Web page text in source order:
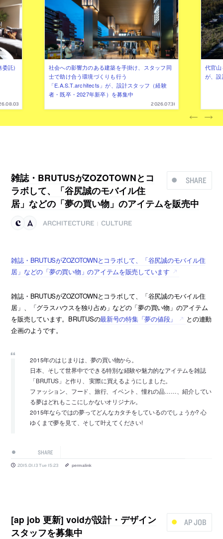
委託)
社会への影響力のある建築を手掛け、スタッフ同
士で助け合う環境づくりも行う
「E.A.S.T.architects」が、設計スタッフ（経験
者・既卒・2027年新卒）を募集中
2026.07.31
代官
が、
SHARE
雑誌・BRUTUSがZOZOTOWNとコ
ラボして、「谷尻誠のモバイル住
居」などの「夢の買い物」のアイテムを販売中
ARCHITECTURE CULTURE
雑誌・BRUTUSがZOZOTOWNとコラボして、「谷尻誠のモバイル住
居」などの「夢の買い物」のアイテムを販売しています
雑誌・BRUTUSがZOZOTOWNとコラボして、「谷尻誠のモバイル住
居」、「グラスハウスを独り占め」などの「夢の買い物」のアイテム
を販売しています。BRUTUSの最新号の特集「夢の値段」
との連動
企画のようです。
2015年のはじまりは、夢の買い物から。
日本、そして世界中でできる特別な経験や魅力的なアイテムを雑誌
「BRUTUS」と作り、 実際に買えるようにしました。
ファッション、フード、旅行、イベント、憧れの品……、紹介してい
る夢はどれもここにしかないオリジナル。
2015年ならではの夢ってどんなカタチをしているのでしょうか? 心
ゆくまで夢を見て、そして叶えてください!
SHARE
2015.01.13 Tue 15:23 permalink
AP JOB
[ap job 更新] voidが設計・デザイン
スタッフを募集中